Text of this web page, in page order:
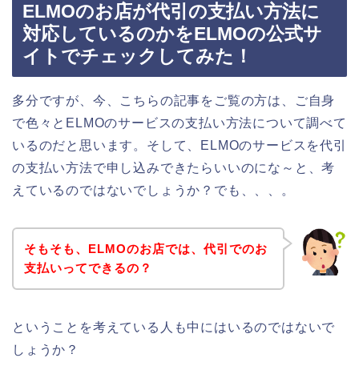
ELMOのお店が代引の支払い方法に
対応しているのかをELMOの公式サ
イトでチェックしてみた！
多分ですが、今、こちらの記事をご覧の方は、ご自身
で色々とELMOのサービスの支払い方法について調べて
いるのだと思います。そして、ELMOのサービスを代引
の支払い方法で申し込みできたらいいのにな～と、考
えているのではないでしょうか？でも、、、。
そもそも、ELMOのお店では、代引でのお
支払いってできるの？
ということを考えている人も中にはいるのではないで
しょうか？